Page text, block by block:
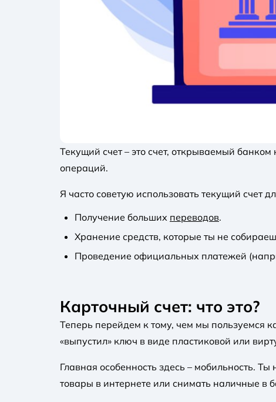
Текущий счет – это счет, открываемый
операций.
Я часто советую использовать текущий счет
Получение больших переводов.
Хранение средств, которые ты не
Проведение официальных платежей
Карточный счет: что это?
Теперь перейдем к тому, чем мы пользуемся
«выпустил» ключ в виде пластиковой или
Главная особенность здесь – мобильность.
товары в интернете или снимать наличные в